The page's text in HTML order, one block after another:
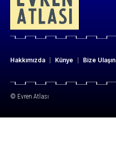
Hakkımızda Künye Bize Ulaşın
© Evren Atlası